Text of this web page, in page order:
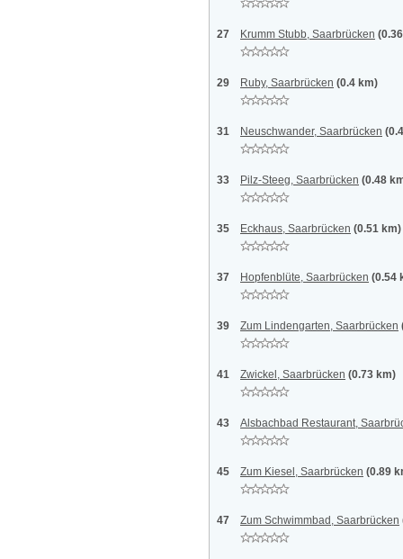
27 Krumm Stubb, Saarbrücken
29 Ruby, Saarbrücken (0.4 km)
31 Neuschwander, Saarbrücken
33 Pilz-Steeg, Saarbrücken (0.48
35 Eckhaus, Saarbrücken (0.51 km)
37 Hopfenblüte, Saarbrücken (0.54
39 Zum Lindengarten, Saarbrücken
41 Zwickel, Saarbrücken (0.73 km)
43 Alsbachbad Restaurant,
45 Zum Kiesel, Saarbrücken (0.89
47 Zum Schwimmbad, Saarbrücken